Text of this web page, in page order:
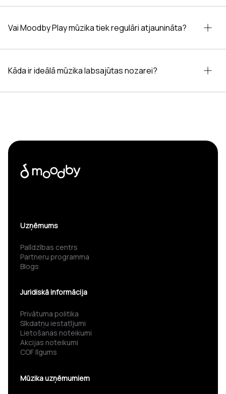
Vai Moodby Play mūzika tiek regulāri atjaunināta?
Kāda ir ideālā mūzika labsajūtas nozarei?
Uzņēmums
Palīdzības centrs
Partneru programma
Blogs
Juridiskā informācija
Privātuma politika
Sīkdatņu iestatījumi
Lietošanas noteikumi
Akcijas noteikumi
COF līgums
Mūzika uzņēmumiem